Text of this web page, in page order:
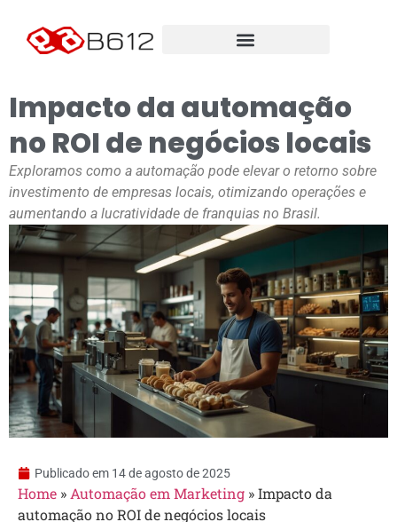
Impacto da automação
no ROI de negócios locais
Exploramos como a automação pode elevar o retorno sobre
investimento de empresas locais, otimizando operações e
aumentando a lucratividade de franquias no Brasil.
Publicado em 14 de agosto de 2025
Home » Automação em Marketing »Impacto da
automação no ROI de negócios locais